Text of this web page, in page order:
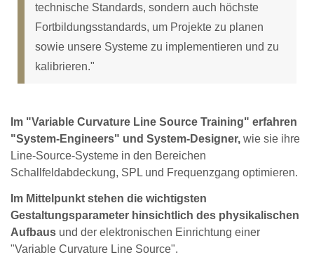
technische Standards, sondern auch höchste
Fortbildungsstandards, um Projekte zu planen
sowie unsere Systeme zu implementieren und zu
kalibrieren."
Im "Variable Curvature Line Source Training" erfahren
"System-Engineers" und System-Designer, wie sie ihre
Line-Source-Systeme in den Bereichen
Schallfeldabdeckung, SPL und Frequenzgang optimieren.
Im Mittelpunkt stehen die wichtigsten
Gestaltungsparameter hinsichtlich des physikalischen
Aufbaus und der elektronischen Einrichtung einer
"Variable Curvature Line Source".